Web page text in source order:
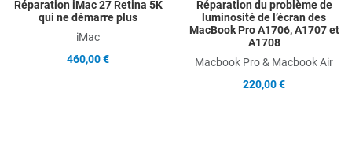
Réparation iMac 27 Retina 5K
qui ne démarre plus
iMac
460,00 €
Réparation du problème de
luminosité de l’écran des
MacBook Pro A1706, A1707 et
A1708
Macbook Pro & Macbook Air
220,00 €